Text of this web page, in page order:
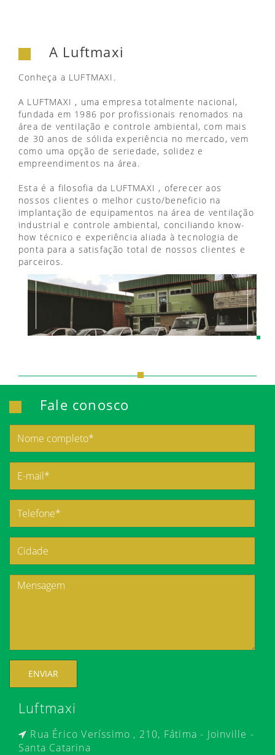
A Luftmaxi
Conheça a LUFTMAXI.
A LUFTMAXI , uma empresa totalmente nacional,
fundada em 1986 por profissionais renomados na
área de ventilação e controle ambiental, com mais
de 30 anos de sólida experiência no mercado, vem
como uma opção de seriedade, solidez e
empreendimentos na área.
Esta é a filosofia da LUFTMAXI , oferecer aos
nossos clientes o melhor custo/beneficio na
implantação de equipamentos na área de ventilação
industrial e controle ambiental, conciliando know-
how técnico e experiência aliada à tecnologia de
ponta para a satisfação total de nossos clientes e
parceiros.
Fale conosco
ENVIAR
Luftmaxi
Rua Érico Veríssimo , 210, Fátima - Joinville -
Santa Catarina